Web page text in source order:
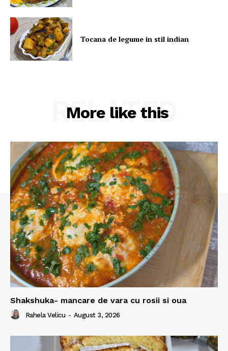
Tocana de legume in stil indian
More like this
RELATED
Shakshuka- mancare de vara cu rosii si oua
Rahela Velicu - August 3, 2026